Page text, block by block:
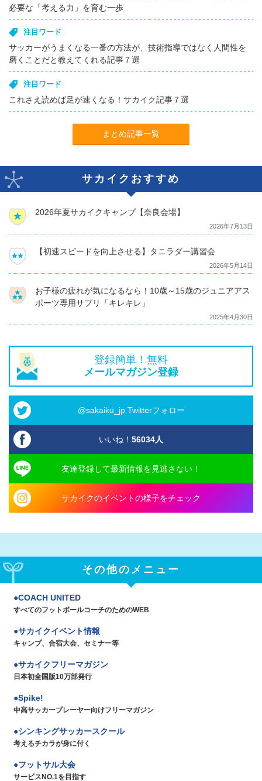
必要な「考える力」を育む一歩
注目ワード
サッカーがうまくなる一番の方法が、技術指導ではなく人間性を
磨くことだと教えてくれる記事７選
注目ワード
これさえ読めば足が速くなる！サカイク記事７選
まとめ記事一覧
サカイクおすすめ
2026年夏サカイクキャンプ【奈良会場】
2026年7月13日
【初速スピードを向上させる】タニラダー講習会
2026年5月14日
お子様の疲れが気になるなら！10歳～15歳のジュニアアス
ポーツ専用サプリ「キレキレ」
2025年4月30日
登録簡単！無料
メールマガジン登録
@sakaiku_jp Twitterフォロー
いいね！ 56034人
友達登録して最新情報を見逃さない！
サカイクのイベントの様子をチェック
その他のメニュー
COACH UNITED
すべてのフットボールコーチのためのWEB
サカイクイベント情報
キャンプ、合宿大会、セミナー等
サカイクフリーマガジン
日本初全国版10万部発行
Spike!
中高サッカープレーヤー向けフリーマガジン
シンキングサッカースクール
考えるチカラが身に付く
フットサル大会
サービスNO.1を目指す